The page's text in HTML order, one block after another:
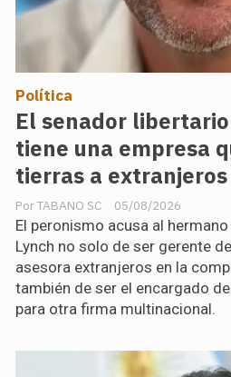
El senador
tiene una empresa
tierras a extranjeros
TABANO SC
Política
05/08/2026
El peronismo acusa al
Lynch no solo de ser gerente
asesora extranjeros en la
también de ser el encargado
para otra firma multinacional.